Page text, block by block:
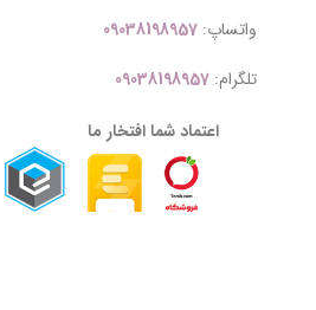
واتساپ:09038198957
تلگرام:09038198957
اعتماد شما افتخار ما